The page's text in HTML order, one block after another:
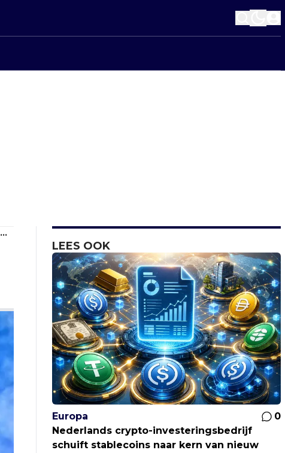
LEES OOK
Europa
0
Nederlands crypto-investeringsbedrijf
schuift stablecoins naar kern van nieuw